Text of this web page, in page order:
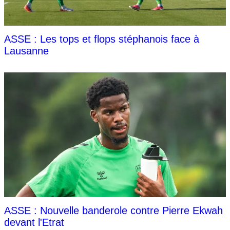
ASSE : Les tops et flops stéphanois face à
Lausanne
ASSE : Nouvelle banderole contre Pierre Ekwah
devant l'Etrat